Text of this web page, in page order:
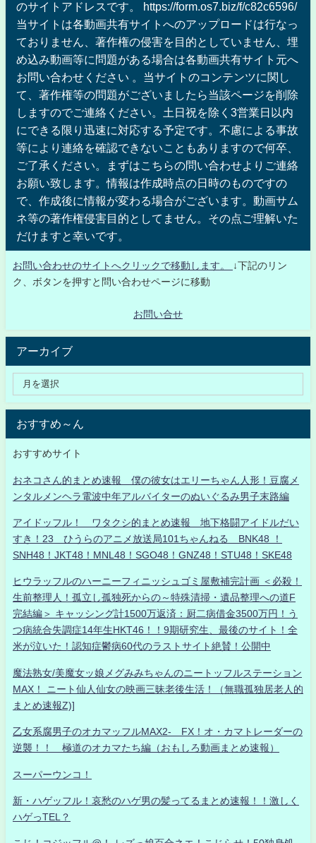
のサイトアドレスです。 https://form.os7.biz/f/c82c6596/
当サイトは各動画共有サイトへのアップロードは行なっ
ておりません、著作権の侵害を目的としていません、埋
め込み動画等に問題がある場合は各動画共有サイト元へ
お問い合わせください 。当サイトのコンテンツに関し
て、著作権等の問題がございましたら当該ページを削除
しますのでご連絡ください。土日祝を除く3営業日以内
にできる限り迅速に対応する予定です。不慮による事故
等により連絡を確認できないこともありますので何卒、
ご了承ください。まずはこちらの問い合わせよりご連絡
お願い致します。情報は作成時点の日時のものですの
で、作成後に情報が変わる場合がございます。動画サム
ネ等の著作権侵害目的としてません。その点ご理解いた
だけますと幸いです。
お問い合わせのサイトへクリックで移動します。
↓下記のリン
ク、ボタンを押すと問い合わせページに移動
お問い合せ
アーカイブ
おすすめ～ん
おすすめサイト
おネコさん的まとめ速報 僕の彼女はエリーちゃん人形！豆腐メ
ンタルメンヘラ電波中年アルバイターのぬいぐるみ男子末路編
アイドッフル！ ワタクシ的まとめ速報 地下格闘アイドルだい
すき！23 ひうらのアニメ放送局101ちゃんねる BNK48 ！
SNH48！JKT48！MNL48！SGO48！GNZ48！STU48！SKE48
ヒウラッフルのハーニーフィニッシュゴミ屋敷補完計画 ＜必殺！
生前整理人！孤立し孤独死からの～特殊清掃・遺品整理への道F
完結編＞ キャッシング計1500万返済：厨二病借金3500万円！う
つ病統合失調症14年生HKT46！！9期研究生、最後のサイト！全
米が泣いた！認知症鬱病60代のラストサイト絶賛！公開中
魔法熟女/美魔女ッ娘メグみみちゃんのニートッフルステーション
MAX！ ニート仙人仙女の映画三昧老後生活！（無職孤独居老人的
まとめ速報Z)]
乙女系腐男子のオカマッフルMAX2- FX！オ・カマトレーダーの
逆襲！！ 極道のオカマたち編（おもしろ動画まとめ速報）
スーパーウンコ！
新・ハゲッフル！哀愁のハゲ男の髪ってるまとめ速報！！激しく
ハゲっTEL？